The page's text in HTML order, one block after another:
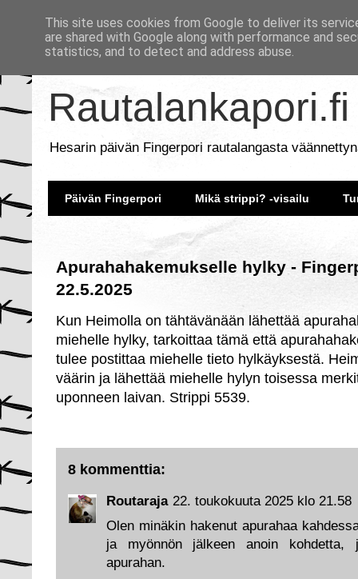
Rautalankapori.fi
Hesarin päivän Fingerpori rautalangasta
Päivän Fingerpori Mikä strippi? -visailu
Apurahahakemukselle hylky -
22.5.2025
Kun Heimolla on tähtävänään lähettää
miehelle hylky, tarkoittaa tämä että
tulee postittaa miehelle tieto hylkäyksestä.
väärin ja lähettää miehelle hylyn toisessa
uponneen laivan. Strippi 5539.
8 kommenttia:
Routaraja 22. toukokuuta 2025 klo 21.58
Olen minäkin hakenut apurahaa
ja myönnön jälkeen anoin kohdetta,
apurahan.
This site uses cookies from Google to deliver its
are shared with Google along with performance and
statistics, and to detect and address abuse.